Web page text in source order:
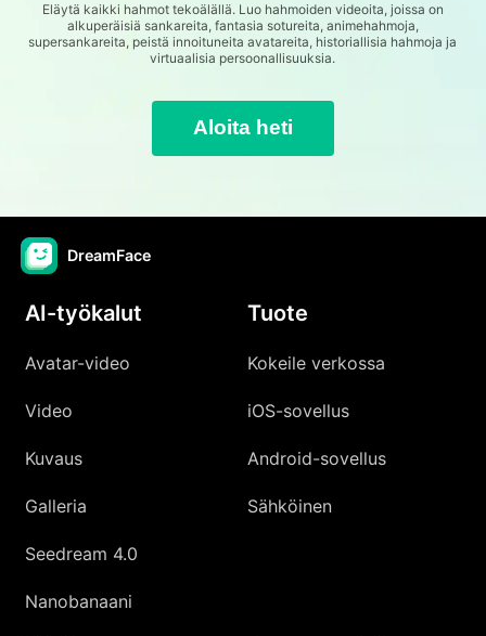
Eläytä kaikki hahmot tekoälällä. Luo hahmoiden videoita, joissa on
alkuperäisiä sankareita, fantasia sotureita, animehahmoja,
supersankareita, peistä innoituneita avatareita, historiallisia hahmoja ja
virtuaalisia persoonallisuuksia.
Aloita heti
DreamFace
AI-työkalut
Avatar-video
Video
Kuvaus
Galleria
Seedream 4.0
Nanobanaani
Tuote
Kokeile verkossa
iOS-sovellus
Android-sovellus
Sähköinen